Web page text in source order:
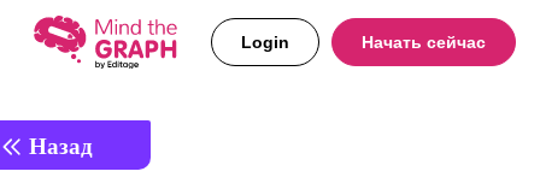
Login Начать сейчас
Назад